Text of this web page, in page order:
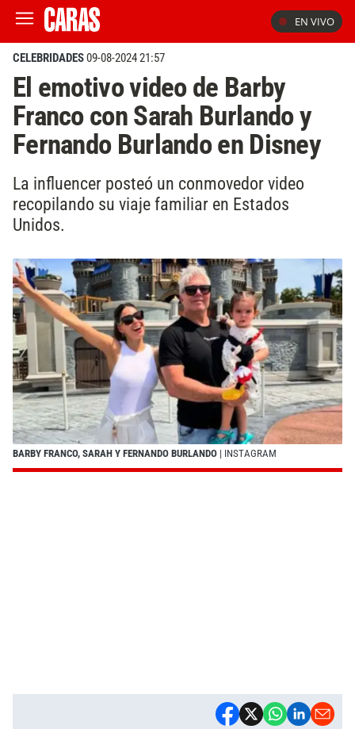
EN VIVO
CELEBRIDADES09-08-2024 21:57
El emotivo video de Barby
Franco con Sarah Burlando y
Fernando Burlando en Disney
La influencer posteó un conmovedor video
recopilando su viaje familiar en Estados
Unidos.
BARBY FRANCO, SARAH Y FERNANDO BURLANDO | INSTAGRAM